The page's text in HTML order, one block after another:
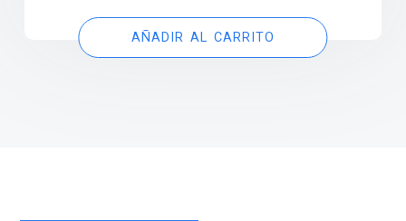
AÑADIR AL CARRITO